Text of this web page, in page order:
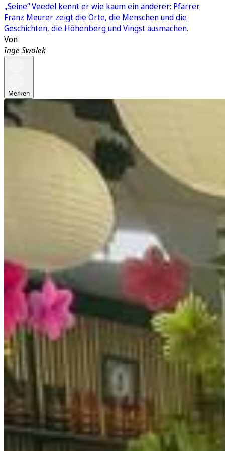
„Seine“ Veedel kennt er wie kaum ein anderer: Pfarrer
Franz Meurer zeigt die Orte, die Menschen und die
Geschichten, die Höhenberg und Vingst ausmachen.
Von
Inge Swolek
Merken